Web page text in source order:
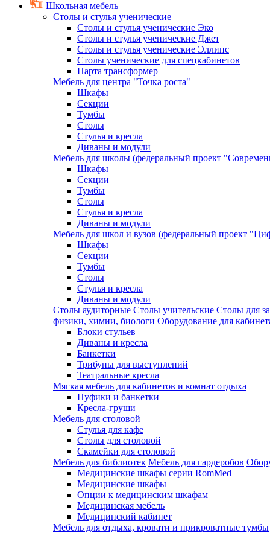
Школьная мебель
Столы и стулья ученические
Столы и стулья ученические Эко
Столы и стулья ученические Джет
Столы и стулья ученические Эллипс
Столы ученические для спецкабинетов
Парта трансформер
Мебель для центра "Точка роста"
Шкафы
Секции
Тумбы
Столы
Стулья и кресла
Диваны и модули
Мебель для школы (федеральный проект
Шкафы
Секции
Тумбы
Столы
Стулья и кресла
Диваны и модули
Мебель для школ и вузов (федеральный проект
Шкафы
Секции
Тумбы
Столы
Стулья и кресла
Диваны и модули
Столы аудиторные Столы учительские Столы для
физики, химии, биологи Оборудование для
Блоки стульев
Диваны и кресла
Банкетки
Трибуны для выступлений
Театральные кресла
Мягкая мебель для кабинетов и комнат отдыха
Пуфики и банкетки
Кресла-груши
Мебель для столовой
Cтулья для кафе
Cтолы для столовой
Скамейки для столовой
Мебель для библиотек Мебель для гардеробов
Медицинские шкафы серии RomMed
Медицинские шкафы
Опции к медицинским шкафам
Медицинская мебель
Медицинский кабинет
Мебель для отдыха, кровати и прикроватные тумбы